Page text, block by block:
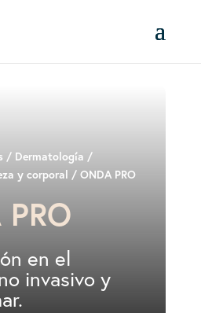
/ Dermatología /
y corporal / ONDA PRO
en el
invasivo y